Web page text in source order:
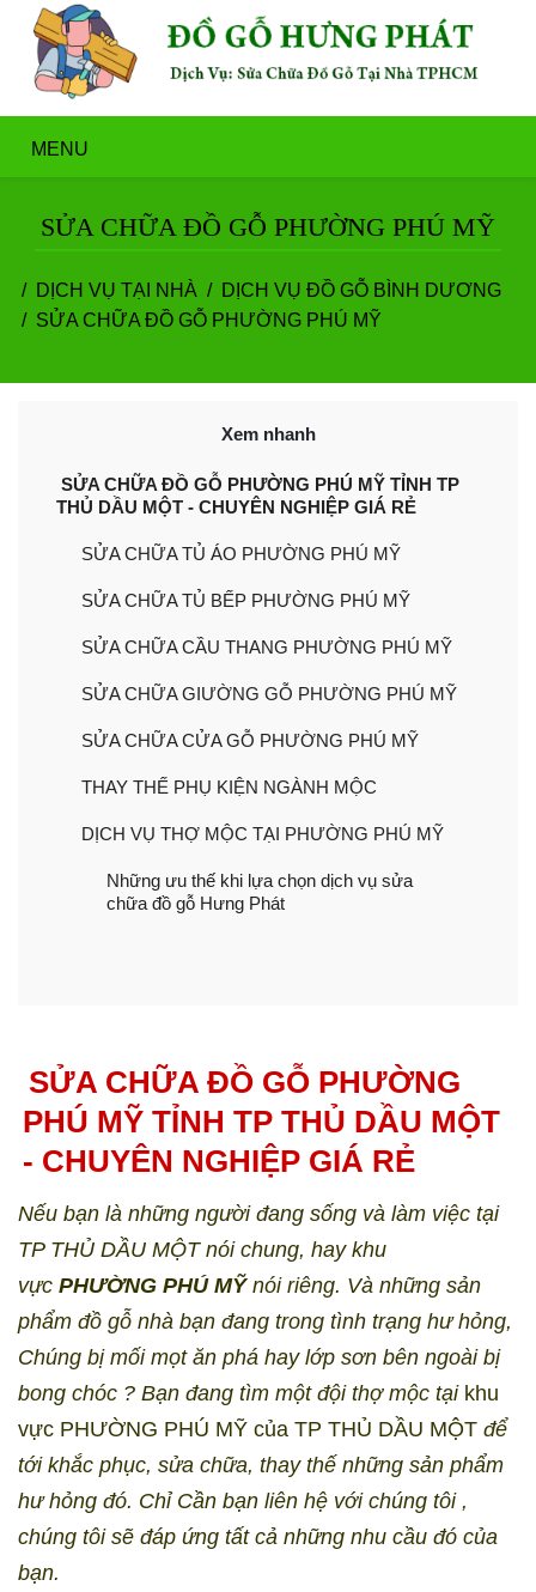
MENU
SỬA CHỮA ĐỒ GỖ PHƯỜNG PHÚ MỸ
DỊCH VỤ TẠI NHÀ
DỊCH VỤ ĐỒ GỖ BÌNH DƯƠNG
SỬA CHỮA ĐỒ GỖ PHƯỜNG PHÚ MỸ
Xem nhanh
SỬA CHỮA ĐỒ GỖ PHƯỜNG PHÚ MỸ TỈNH TP
THỦ DẦU MỘT - CHUYÊN NGHIỆP GIÁ RẺ
SỬA CHỮA TỦ ÁO PHƯỜNG PHÚ MỸ
SỬA CHỮA TỦ BẾP PHƯỜNG PHÚ MỸ
SỬA CHỮA CẦU THANG PHƯỜNG PHÚ MỸ
SỬA CHỮA GIƯỜNG GỖ PHƯỜNG PHÚ MỸ
SỬA CHỮA CỬA GỖ PHƯỜNG PHÚ MỸ
THAY THẾ PHỤ KIỆN NGÀNH MỘC
DỊCH VỤ THỢ MỘC TẠI PHƯỜNG PHÚ MỸ
Những ưu thế khi lựa chọn dịch vụ sửa
chữa đồ gỗ Hưng Phát
SỬA CHỮA ĐỒ GỖ PHƯỜNG
PHÚ MỸ TỈNH TP THỦ DẦU MỘT
- CHUYÊN NGHIỆP GIÁ RẺ
Nếu bạn là những người đang sống và làm việc tại
TP THỦ DẦU MỘT nói chung, hay khu
vực PHƯỜNG PHÚ MỸ nói riêng. Và những sản
phẩm đồ gỗ nhà bạn đang trong tình trạng hư hỏng,
Chúng bị mối mọt ăn phá hay lớp sơn bên ngoài bị
bong chóc ? Bạn đang tìm một đội thợ mộc tại khu
vực PHƯỜNG PHÚ MỸ của TP THỦ DẦU MỘT để
tới khắc phục, sửa chữa, thay thế những sản phẩm
hư hỏng đó. Chỉ Cần bạn liên hệ với chúng tôi ,
chúng tôi sẽ đáp ứng tất cả những nhu cầu đó của
bạn.